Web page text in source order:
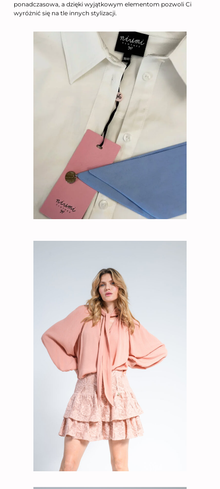
ponadczasowa, a dzięki wyjątkowym elementom pozwoli Ci
wyróżnić się na tle innych stylizacji.